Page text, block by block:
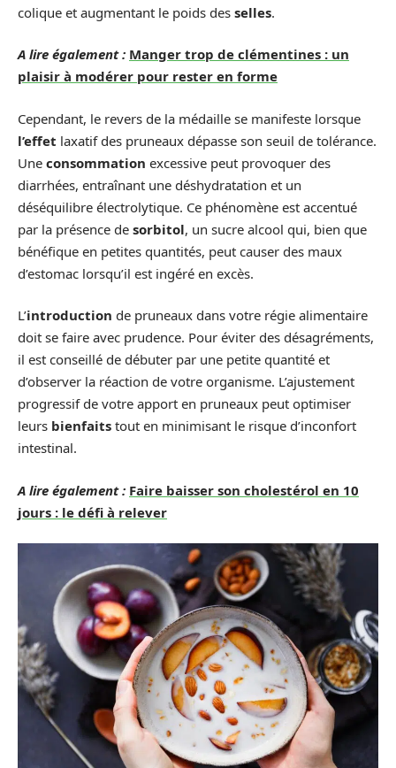
colique et augmentant le poids des selles.
A lire également : Manger trop de clémentines : un
plaisir à modérer pour rester en forme
Cependant, le revers de la médaille se manifeste lorsque
l’effet laxatif des pruneaux dépasse son seuil de tolérance.
Une consommation excessive peut provoquer des
diarrhées, entraînant une déshydratation et un
déséquilibre électrolytique. Ce phénomène est accentué
par la présence de sorbitol, un sucre alcool qui, bien que
bénéfique en petites quantités, peut causer des maux
d’estomac lorsqu’il est ingéré en excès.
L’introduction de pruneaux dans votre régie alimentaire
doit se faire avec prudence. Pour éviter des désagréments,
il est conseillé de débuter par une petite quantité et
d’observer la réaction de votre organisme. L’ajustement
progressif de votre apport en pruneaux peut optimiser
leurs bienfaits tout en minimisant le risque d’inconfort
intestinal.
A lire également : Faire baisser son cholestérol en 10
jours : le défi à relever